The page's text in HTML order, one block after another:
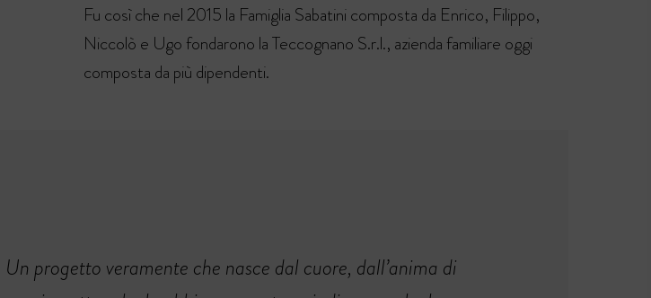
Fu così che nel 2015 la Famiglia Sabatini composta da Enrico, Filippo,
Niccolò e Ugo fondarono la Teccognano S.r.l., azienda familiare oggi
composta da più dipendenti.
Un progetto veramente che nasce dal cuore, dall’anima di